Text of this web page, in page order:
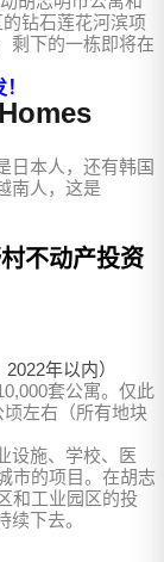
钻石莲花河滨项
剩下的一栋即将在
日本人，还有韩国
南人，这是
不动产投资
年以内）
套公寓。仅此
左右（所有地块
设施、学校、医
市的项目。在胡志
和工业园区的投
下去。